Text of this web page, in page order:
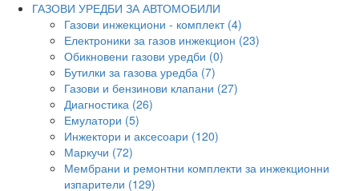
ГАЗОВИ УРЕДБИ ЗА АВТОМОБИЛИ
Газови инжекциони - комплект (4)
Електроники за газов инжекцион (23)
Обикновени газови уредби (0)
Бутилки за газова уредба (7)
Газови и бензинови клапани (27)
Диагностика (26)
Емулатори (5)
Инжектори и аксесоари (120)
Маркучи (72)
Мембрани и ремонтни комплекти за инжекционни
изпарители (129)